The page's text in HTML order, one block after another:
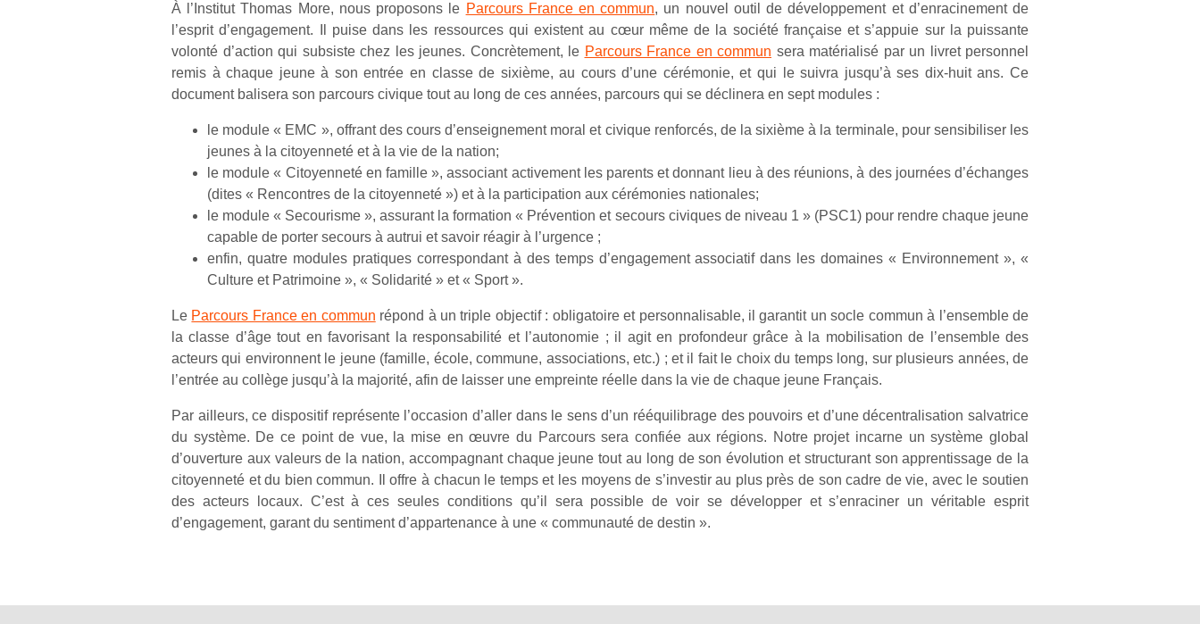
À l’Institut Thomas More, nous proposons le Parcours France en commun, un nouvel outil de développement et d’enracinement de
l’esprit d’engagement. Il puise dans les ressources qui existent au cœur même de la société française et s’appuie sur la puissante
volonté d’action qui subsiste chez les jeunes. Concrètement, le Parcours France en commun sera matérialisé par un livret personnel
remis à chaque jeune à son entrée en classe de sixième, au cours d’une cérémonie, et qui le suivra jusqu’à ses dix-huit ans. Ce
document balisera son parcours civique tout au long de ces années, parcours qui se déclinera en sept modules :
le module « EMC », offrant des cours d’enseignement moral et civique renforcés, de la sixième à la terminale, pour sensibiliser les
jeunes à la citoyenneté et à la vie de la nation;
le module « Citoyenneté en famille », associant activement les parents et donnant lieu à des réunions, à des journées d’échanges
(dites « Rencontres de la citoyenneté ») et à la participation aux cérémonies nationales;
le module « Secourisme », assurant la formation « Prévention et secours civiques de niveau 1 » (PSC1) pour rendre chaque jeune
capable de porter secours à autrui et savoir réagir à l’urgence ;
enfin, quatre modules pratiques correspondant à des temps d’engagement associatif dans les domaines « Environnement », «
Culture et Patrimoine », « Solidarité » et « Sport ».
Le Parcours France en commun répond à un triple objectif : obligatoire et personnalisable, il garantit un socle commun à l’ensemble de
la classe d’âge tout en favorisant la responsabilité et l’autonomie ; il agit en profondeur grâce à la mobilisation de l’ensemble des
acteurs qui environnent le jeune (famille, école, commune, associations, etc.) ; et il fait le choix du temps long, sur plusieurs années, de
l’entrée au collège jusqu’à la majorité, afin de laisser une empreinte réelle dans la vie de chaque jeune Français.
Par ailleurs, ce dispositif représente l’occasion d’aller dans le sens d’un rééquilibrage des pouvoirs et d’une décentralisation salvatrice
du système. De ce point de vue, la mise en œuvre du Parcours sera confiée aux régions. Notre projet incarne un système global
d’ouverture aux valeurs de la nation, accompagnant chaque jeune tout au long de son évolution et structurant son apprentissage de la
citoyenneté et du bien commun. Il offre à chacun le temps et les moyens de s’investir au plus près de son cadre de vie, avec le soutien
des acteurs locaux. C’est à ces seules conditions qu’il sera possible de voir se développer et s’enraciner un véritable esprit
d’engagement, garant du sentiment d’appartenance à une « communauté de destin ».